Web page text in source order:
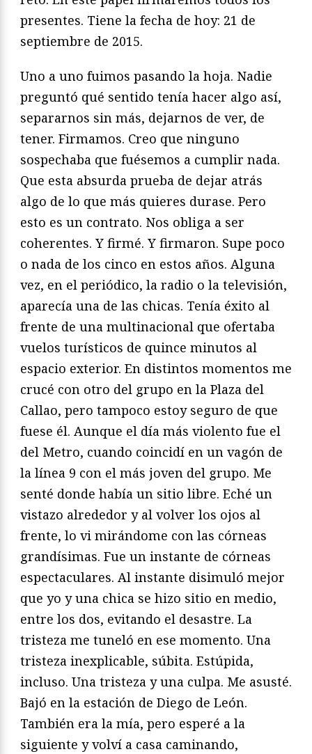
presentes. Tiene la fecha de hoy: 21 de
septiembre de 2015.
Uno a uno fuimos pasando la hoja. Nadie
preguntó qué sentido tenía hacer algo así,
separarnos sin más, dejarnos de ver, de
tener. Firmamos. Creo que ninguno
sospechaba que fuésemos a cumplir nada.
Que esta absurda prueba de dejar atrás
algo de lo que más quieres durase. Pero
esto es un contrato. Nos obliga a ser
coherentes. Y firmé. Y firmaron. Supe poco
o nada de los cinco en estos años. Alguna
vez, en el periódico, la radio o la televisión,
aparecía una de las chicas. Tenía éxito al
frente de una multinacional que ofertaba
vuelos turísticos de quince minutos al
espacio exterior. En distintos momentos me
crucé con otro del grupo en la Plaza del
Callao, pero tampoco estoy seguro de que
fuese él. Aunque el día más violento fue el
del Metro, cuando coincidí en un vagón de
la línea 9 con el más joven del grupo. Me
senté donde había un sitio libre. Eché un
vistazo alrededor y al volver los ojos al
frente, lo vi mirándome con las córneas
grandísimas. Fue un instante de córneas
espectaculares. Al instante disimuló mejor
que yo y una chica se hizo sitio en medio,
entre los dos, evitando el desastre. La
tristeza me tuneló en ese momento. Una
tristeza inexplicable, súbita. Estúpida,
incluso. Una tristeza y una culpa. Me asusté.
Bajó en la estación de Diego de León.
También era la mía, pero esperé a la
siguiente y volví a casa caminando,